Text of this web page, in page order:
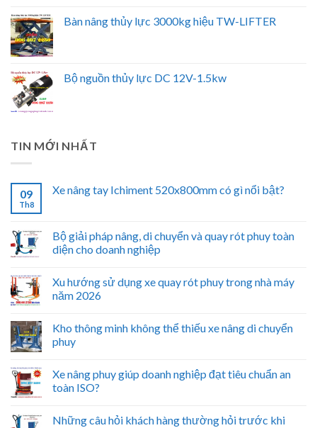
Bàn nâng thủy lực 3000kg hiệu TW-LIFTER
Bộ nguồn thủy lực DC 12V-1.5kw
TIN MỚI NHẤT
09
Th8
Xe nâng tay Ichiment 520x800mm có gì nổi bật?
Bộ giải pháp nâng, di chuyển và quay rót phuy toàn
diện cho doanh nghiệp
Xu hướng sử dụng xe quay rót phuy trong nhà máy
năm 2026
Kho thông minh không thể thiếu xe nâng di chuyển
phuy
Xe nâng phuy giúp doanh nghiệp đạt tiêu chuẩn an
toàn ISO?
Những câu hỏi khách hàng thường hỏi trước khi